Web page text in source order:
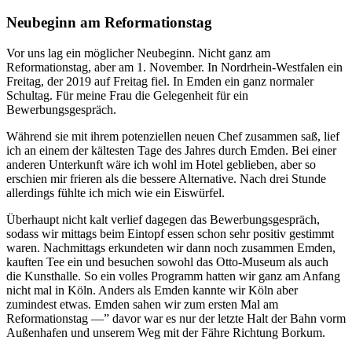
Neubeginn am Reformationstag
Vor uns lag ein möglicher Neubeginn. Nicht ganz am
Reformationstag, aber am 1. November. In Nordrhein-Westfalen ein
Freitag, der 2019 auf Freitag fiel. In Emden ein ganz normaler
Schultag. Für meine Frau die Gelegenheit für ein
Bewerbungsgespräch.
Während sie mit ihrem potenziellen neuen Chef zusammen saß, lief
ich an einem der kältesten Tage des Jahres durch Emden. Bei einer
anderen Unterkunft wäre ich wohl im Hotel geblieben, aber so
erschien mir frieren als die bessere Alternative. Nach drei Stunde
allerdings fühlte ich mich wie ein Eiswürfel.
Überhaupt nicht kalt verlief dagegen das Bewerbungsgespräch,
sodass wir mittags beim Eintopf essen schon sehr positiv gestimmt
waren. Nachmittags erkundeten wir dann noch zusammen Emden,
kauften Tee ein und besuchen sowohl das Otto-Museum als auch
die Kunsthalle. So ein volles Programm hatten wir ganz am Anfang
nicht mal in Köln. Anders als Emden kannte wir Köln aber
zumindest etwas. Emden sahen wir zum ersten Mal am
Reformationstag —” davor war es nur der letzte Halt der Bahn vorm
Außenhafen und unserem Weg mit der Fähre Richtung Borkum.